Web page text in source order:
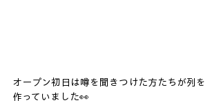
オープン初日は噂を聞きつけた方たちが列を
作っていました👀